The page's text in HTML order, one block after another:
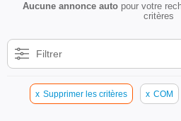
Aucune annonce autopour votre
critères
Filtrer
x Supprimer les critères x COM